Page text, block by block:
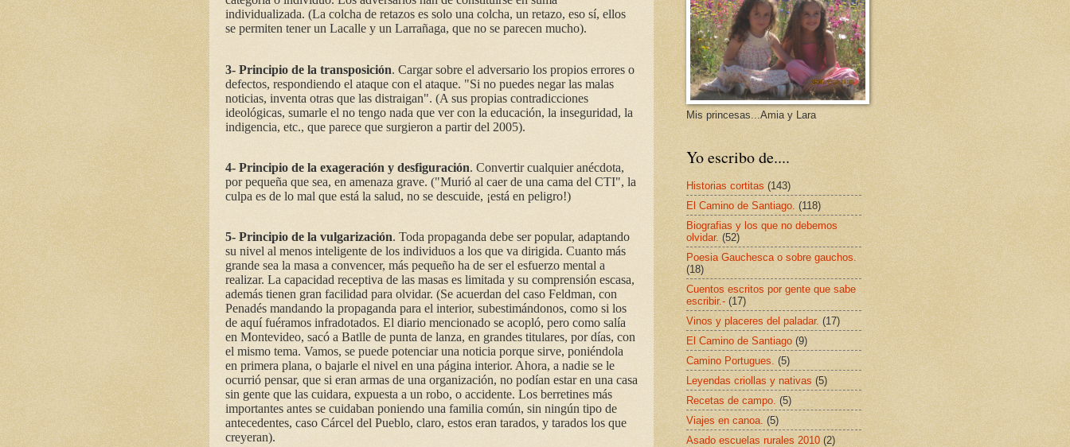
individualizada. (La colcha de retazos es solo una colcha, un retazo, eso sí, ellos
se permiten tener un Lacalle y un Larrañaga, que no se parecen mucho).
3- Principio de la transposición. Cargar sobre el adversario los propios errores o
defectos, respondiendo el ataque con el ataque. "Si no puedes negar las malas
noticias, inventa otras que las distraigan". (A sus propias contradicciones
ideológicas, sumarle el no tengo nada que ver con la educación, la inseguridad, la
indigencia, etc., que parece que surgieron a partir del 2005).
4- Principio de la exageración y desfiguración. Convertir cualquier anécdota,
por pequeña que sea, en amenaza grave. ("Murió al caer de una cama del CTI", la
culpa es de lo mal que está la salud, no se descuide, ¡está en peligro!)
5- Principio de la vulgarización. Toda propaganda debe ser popular, adaptando
su nivel al menos inteligente de los individuos a los que va dirigida. Cuanto más
grande sea la masa a convencer, más pequeño ha de ser el esfuerzo mental a
realizar. La capacidad receptiva de las masas es limitada y su comprensión escasa,
además tienen gran facilidad para olvidar. (Se acuerdan del caso Feldman, con
Penadés mandando la propaganda para el interior, subestimándonos, como si los
de aquí fuéramos infradotados. El diario mencionado se acopló, pero como salía
en Montevideo, sacó a Batlle de punta de lanza, en grandes titulares, por días, con
el mismo tema. Vamos, se puede potenciar una noticia porque sirve, poniéndola
en primera plana, o bajarle el nivel en una página interior. Ahora, a nadie se le
ocurrió pensar, que si eran armas de una organización, no podían estar en una casa
sin gente que las cuidara, expuesta a un robo, o accidente. Los berretines más
importantes antes se cuidaban poniendo una familia común, sin ningún tipo de
antecedentes, caso Cárcel del Pueblo, claro, estos eran tarados, y tarados los que
creyeran).
Mis princesas...Amia y Lara
Yo escribo de....
Historias cortitas (143)
El Camino de Santiago. (118)
Biografias y los que no debemos
olvidar. (52)
Poesia Gauchesca o sobre gauchos.
(18)
Cuentos escritos por gente que sabe
escribir.- (17)
Vinos y placeres del paladar. (17)
El Camino de Santiago (9)
Camino Portugues. (5)
Leyendas criollas y nativas (5)
Recetas de campo. (5)
Viajes en canoa. (5)
Asado escuelas rurales 2010 (2)